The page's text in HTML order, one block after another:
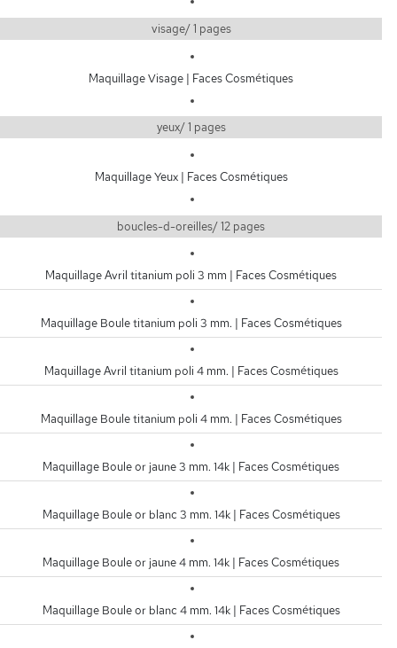
visage/ 1 pages
Maquillage Visage | Faces Cosmétiques
yeux/ 1 pages
Maquillage Yeux | Faces Cosmétiques
boucles-d-oreilles/ 12 pages
Maquillage Avril titanium poli 3 mm | Faces Cosmétiques
Maquillage Boule titanium poli 3 mm. | Faces Cosmétiques
Maquillage Avril titanium poli 4 mm. | Faces Cosmétiques
Maquillage Boule titanium poli 4 mm. | Faces Cosmétiques
Maquillage Boule or jaune 3 mm. 14k | Faces Cosmétiques
Maquillage Boule or blanc 3 mm. 14k | Faces Cosmétiques
Maquillage Boule or jaune 4 mm. 14k | Faces Cosmétiques
Maquillage Boule or blanc 4 mm. 14k | Faces Cosmétiques